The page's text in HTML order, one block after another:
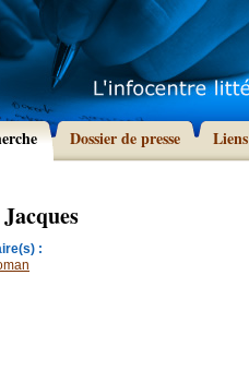
Dossier de presse Liens
: